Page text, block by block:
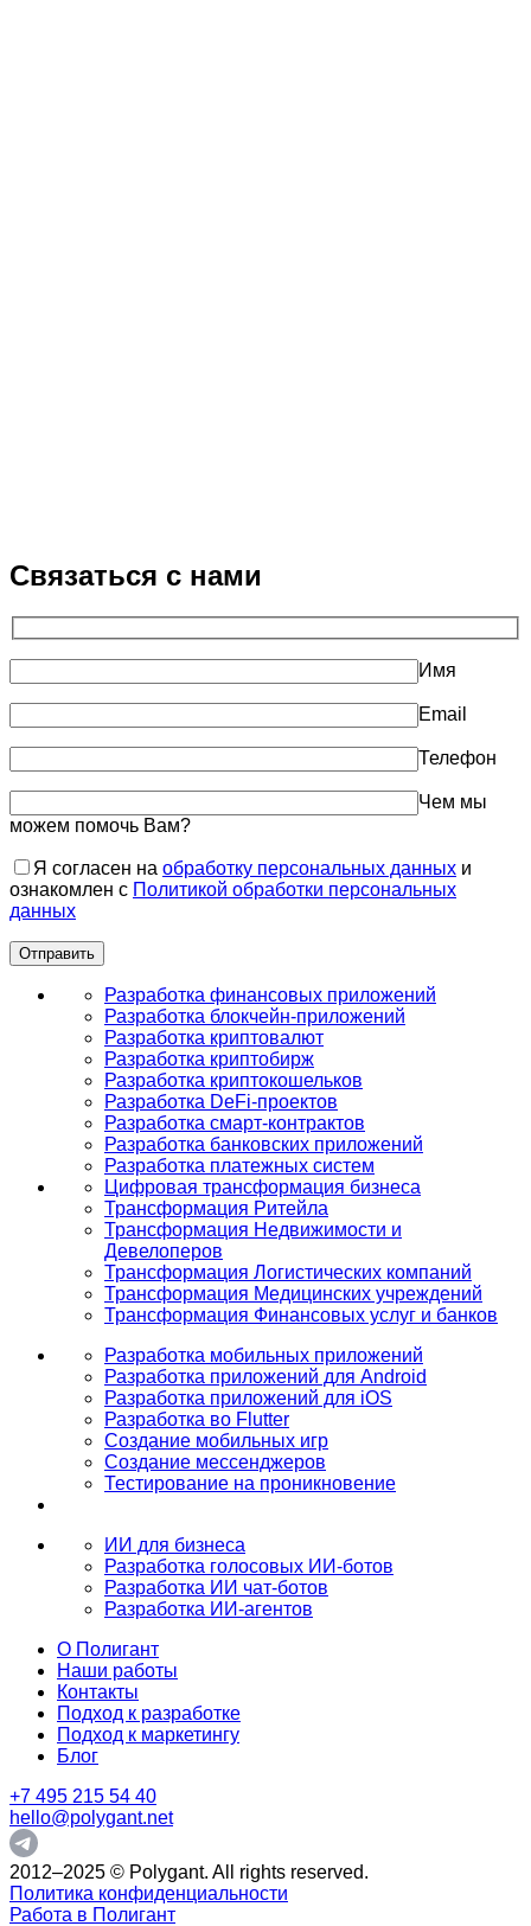
Связаться с нами
Имя
Email
Телефон
Чем мы
можем помочь Вам?
Я согласен на обработку персональных данных и
ознакомлен с Политикой обработки персональных
данных
Разработка финансовых приложений
Разработка блокчейн-приложений
Разработка криптовалют
Разработка криптобирж
Разработка криптокошельков
Разработка DeFi-проектов
Разработка смарт-контрактов
Разработка банковских приложений
Разработка платежных систем
Цифровая трансформация бизнеса
Трансформация Ритейла
Трансформация Недвижимости и
Девелоперов
Трансформация Логистических компаний
Трансформация Медицинских учреждений
Трансформация Финансовых услуг и банков
Разработка мобильных приложений
Разработка приложений для Android
Разработка приложений для iOS
Разработка во Flutter
Создание мобильных игр
Создание мессенджеров
Тестирование на проникновение
ИИ для бизнеса
Разработка голосовых ИИ-ботов
Разработка ИИ чат-ботов
Разработка ИИ-агентов
О Полигант
Наши работы
Контакты
Подход к разработке
Подход к маркетингу
Блог
+7 495 215 54 40
hello@polygant.net
2012–2025 © Polygant. All rights reserved.
Политика конфиденциальности
Работа в Полигант